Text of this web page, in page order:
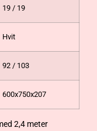
19 / 19
Hvit
92 / 103
600x750x207
2,4 meter